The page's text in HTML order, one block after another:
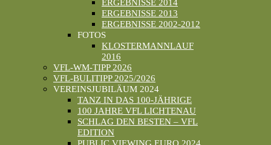
ERGEBNISSE 2014
ERGEBNISSE 2013
ERGEBNISSE 2002-2012
FOTOS
KLOSTERMANNLAUF
2016
VFL-WM-TIPP 2026
VFL-BULITIPP 2025/2026
VEREINSJUBILÄUM 2024
TANZ IN DAS 100-JÄHRIGE
100 JAHRE VFL LICHTENAU
SCHLAG DEN BESTEN – VFL
EDITION
PUBLIC VIEWING EURO 2024